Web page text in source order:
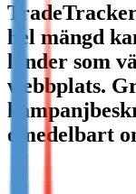
Not already our
Sign up here
hel mängd
länder som
webbplats.
omedelbart